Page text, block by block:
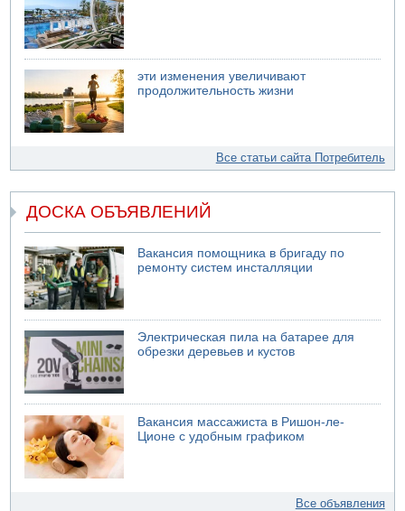
эти изменения увеличивают
продолжительность жизни
Все статьи сайта Потребитель
ДОСКА ОБЪЯВЛЕНИЙ
Вакансия помощника в бригаду по
ремонту систем инсталляции
Электрическая пила на батарее для
обрезки деревьев и кустов
Вакансия массажиста в Ришон-ле-
Ционе с удобным графиком
Все объявления